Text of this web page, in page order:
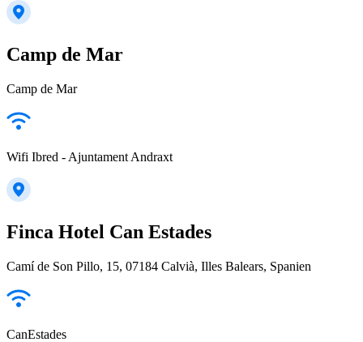
Camp de Mar
Camp de Mar
Wifi Ibred - Ajuntament Andraxt
Finca Hotel Can Estades
Camí de Son Pillo, 15, 07184 Calvià, Illes Balears, Spanien
CanEstades